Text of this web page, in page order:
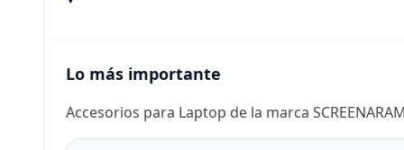
Lo más importante
Accesorios para Laptop de la marca